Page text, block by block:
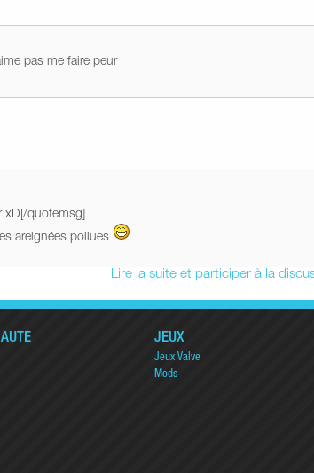
pas me faire peur
xD[/quotemsg]
areignées poilues
Lire la suite et participer à la
JEUX
Jeux Valve
Mods